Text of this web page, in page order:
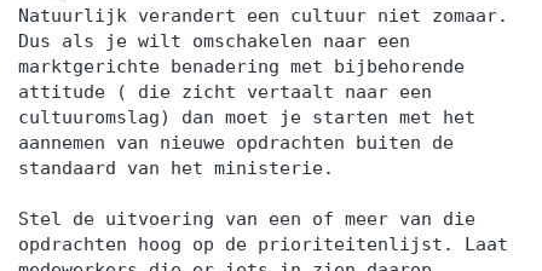
Natuurlijk verandert een cultuur niet zomaar.
Dus als je wilt omschakelen naar een
marktgerichte benadering met bijbehorende
attitude ( die zicht vertaalt naar een
cultuuromslag) dan moet je starten met het
aannemen van nieuwe opdrachten buiten de
standaard van het ministerie.
Stel de uitvoering van een of meer van die
opdrachten hoog op de prioriteitenlijst. Laat